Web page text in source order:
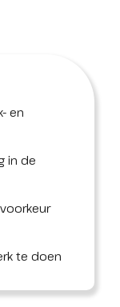
en
in de
te doen